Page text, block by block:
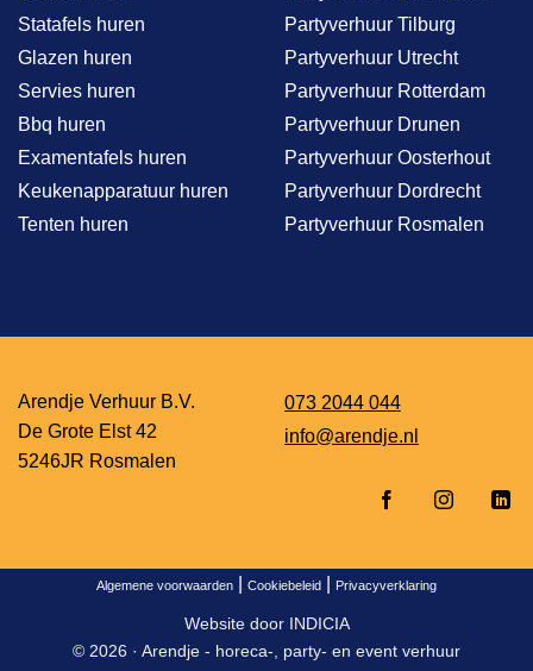
Statafels huren
Glazen huren
Servies huren
Bbq huren
Examentafels huren
Keukenapparatuur huren
Tenten huren
Partyverhuur Tilburg
Partyverhuur Utrecht
Partyverhuur Rotterdam
Partyverhuur Drunen
Partyverhuur Oosterhout
Partyverhuur Dordrecht
Partyverhuur Rosmalen
Arendje Verhuur B.V.
De Grote Elst 42
5246JR Rosmalen
073 2044 044
info@arendje.nl
Algemene voorwaarden Cookiebeleid Privacyverklaring
Website door INDICIA
© 2026 · Arendje - horeca-, party- en event verhuur